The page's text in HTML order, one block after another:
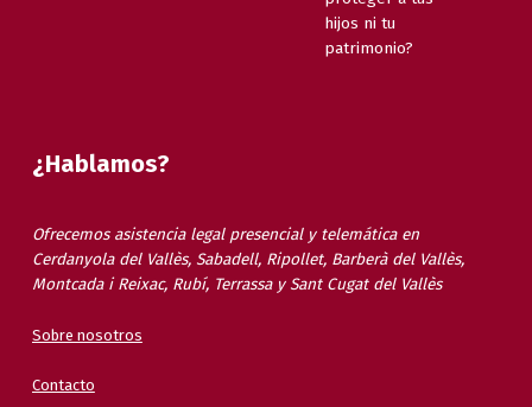
hijos ni tu
patrimonio?
¿Hablamos?
Ofrecemos asistencia legal presencial y telemática en
Cerdanyola del Vallès, Sabadell, Ripollet, Barberà del Vallès,
Montcada i Reixac, Rubí, Terrassa y Sant Cugat del Vallès
Sobre nosotros
Contacto